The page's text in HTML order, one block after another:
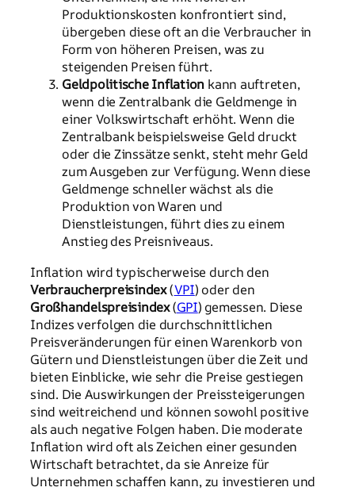
Produktionskosten konfrontiert sind,
übergeben diese oft an die Verbraucher in
Form von höheren Preisen, was zu
steigenden Preisen führt.
Geldpolitische Inflation kann auftreten,
wenn die Zentralbank die Geldmenge in
einer Volkswirtschaft erhöht. Wenn die
Zentralbank beispielsweise Geld druckt
oder die Zinssätze senkt, steht mehr Geld
zum Ausgeben zur Verfügung. Wenn diese
Geldmenge schneller wächst als die
Produktion von Waren und
Dienstleistungen, führt dies zu einem
Anstieg des Preisniveaus.
Inflation wird typischerweise durch den
Verbraucherpreisindex(VPI) oder den
Großhandelspreisindex(GPI) gemessen. Diese
Indizes verfolgen die durchschnittlichen
Preisveränderungen für einen Warenkorb von
Gütern und Dienstleistungen über die Zeit und
bieten Einblicke, wie sehr die Preise gestiegen
sind. Die Auswirkungen der Preissteigerungen
sind weitreichend und können sowohl positive
als auch negative Folgen haben. Die moderate
Inflation wird oft als Zeichen einer gesunden
Wirtschaft betrachtet, da sie Anreize für
Unternehmen schaffen kann, zu investieren und